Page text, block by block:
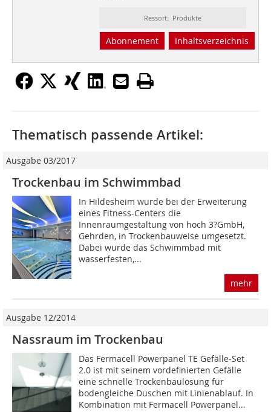
Ressort: Produkte
Abonnement Inhaltsverzeichnis
Thematisch passende Artikel:
Ausgabe 03/2017
Trockenbau im Schwimmbad
In Hildesheim wurde bei der Erweiterung
eines Fitness-Centers die
Innenraumgestaltung von hoch 3?GmbH,
Gehrden, in Trockenbauweise umgesetzt.
Dabei wurde das Schwimmbad mit
wasserfesten,...
mehr
Ausgabe 12/2014
Nassraum im Trockenbau
Das Fermacell Powerpanel TE Gefälle-Set
2.0 ist mit seinem vordefinierten Gefälle
eine schnelle Trockenbaulösung für
bodengleiche Duschen mit Linienablauf. In
Kombination mit Fermacell Powerpanel...